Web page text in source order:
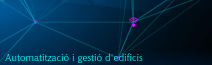
Automatització i gestió d'edificis